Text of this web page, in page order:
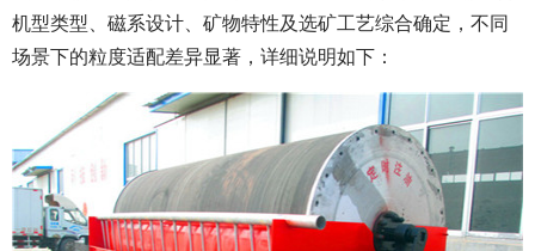
机型类型、磁系设计、矿物特性及选矿工艺综合确定，不同
场景下的粒度适配差异显著，详细说明如下：